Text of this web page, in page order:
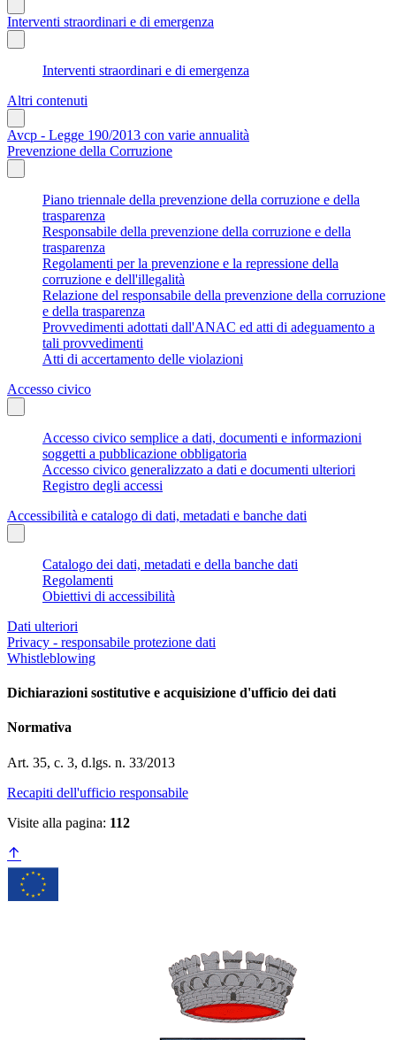
Interventi straordinari e di emergenza
Interventi straordinari e di emergenza
Altri contenuti
Avcp - Legge 190/2013 con varie annualità
Prevenzione della Corruzione
Piano triennale della prevenzione della corruzione e della
trasparenza
Responsabile della prevenzione della corruzione e della
trasparenza
Regolamenti per la prevenzione e la repressione della
corruzione e dell'illegalità
Relazione del responsabile della prevenzione della corruzione
e della trasparenza
Provvedimenti adottati dall'ANAC ed atti di adeguamento a
tali provvedimenti
Atti di accertamento delle violazioni
Accesso civico
Accesso civico semplice a dati, documenti e informazioni
soggetti a pubblicazione obbligatoria
Accesso civico generalizzato a dati e documenti ulteriori
Registro degli accessi
Accessibilità e catalogo di dati, metadati e banche dati
Catalogo dei dati, metadati e della banche dati
Regolamenti
Obiettivi di accessibilità
Dati ulteriori
Privacy - responsabile protezione dati
Whistleblowing
Dichiarazioni sostitutive e acquisizione d'ufficio dei dati
Normativa
Art. 35, c. 3, d.lgs. n. 33/2013
Recapiti dell'ufficio responsabile
Visite alla pagina: 112